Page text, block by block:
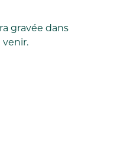
gravée dans
venir.